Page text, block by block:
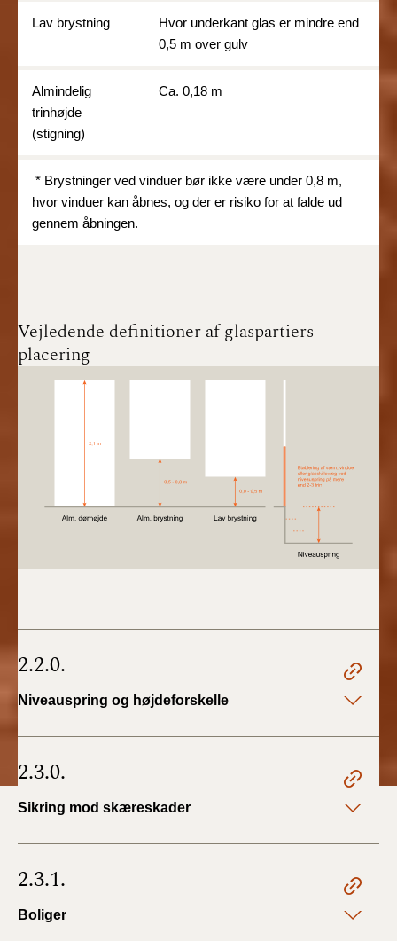
Lav brystning
Hvor underkant glas er mindre end
0,5 m over gulv
Almindelig
trinhøjde
(stigning)
Ca. 0,18 m
* Brystninger ved vinduer bør ikke være under 0,8 m,
hvor vinduer kan åbnes, og der er risiko for at falde ud
gennem åbningen.
Vejledende definitioner af glaspartiers
placering
2.2.0.
Niveauspring og højdeforskelle
2.3.0.
Sikring mod skæreskader
2.3.1.
Boliger